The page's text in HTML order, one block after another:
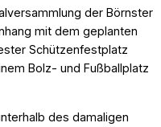
der Börnster
mit dem geplanten
Schützenfestplatz
Bolz- und Fußballplatz
des damaligen